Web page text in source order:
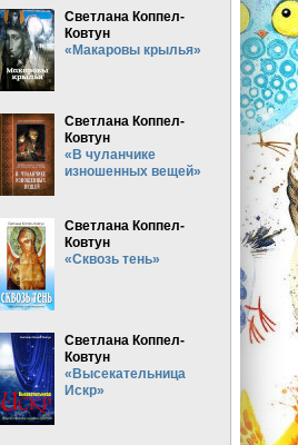
Светлана Коппел-
Ковтун
«Макаровы крылья»
Светлана Коппел-
Ковтун
«В чуланчике
изношенных вещей»
Светлана Коппел-
Ковтун
«Сквозь тень»
Светлана Коппел-
Ковтун
«Высекательница
Искр»